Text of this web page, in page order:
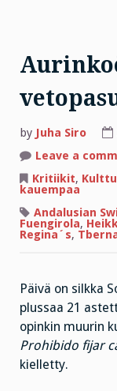
by Juha Siro
Leave a
Kritiikit,
kauempaa
Andalusian
Fuengirola,
Regina´s,
Päivä on silkka
plussaa 21
opinkin muurin
Prohibido fijar
kielletty.